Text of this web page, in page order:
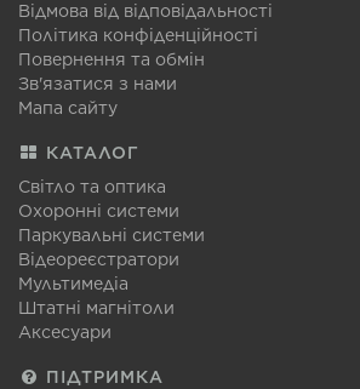
Відмова від відповідальності
Політика конфіденційності
Повернення та обмін
Зв'язатися з нами
Мапа сайту
КАТАЛОГ
Світло та оптика
Охоронні системи
Паркувальні системи
Відеореєстратори
Мультимедіа
Штатні магнітоли
Аксесуари
ПІДТРИМКА